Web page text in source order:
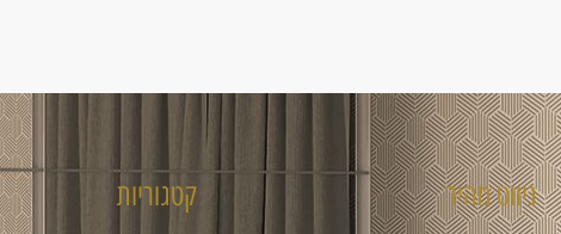
ניווט מהיר קטגוריות